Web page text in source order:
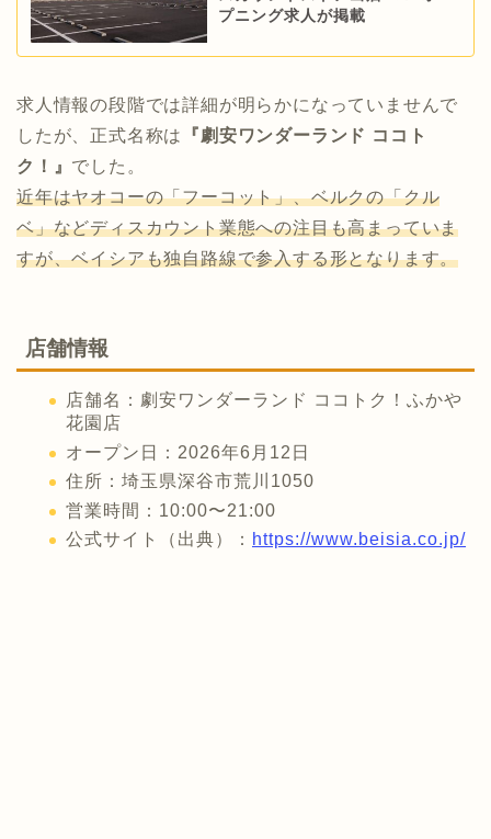
プニング求人が掲載
求人情報の段階では詳細が明らかになっていませんで
したが、正式名称は
『劇安ワンダーランド ココト
ク！』 でした。
近年はヤオコーの「フーコット」、ベルクの「クル
ベ」などディスカウント業態への注目も高まっていま
すが、ベイシアも独自路線で参入する形となります。
店舗情報
店舗名：劇安ワンダーランド ココトク！ふかや
花園店
オープン日：2026年6月12日
住所：埼玉県深谷市荒川1050
営業時間：10:00〜21:00
公式サイト（出典）： https://www.beisia.co.jp/